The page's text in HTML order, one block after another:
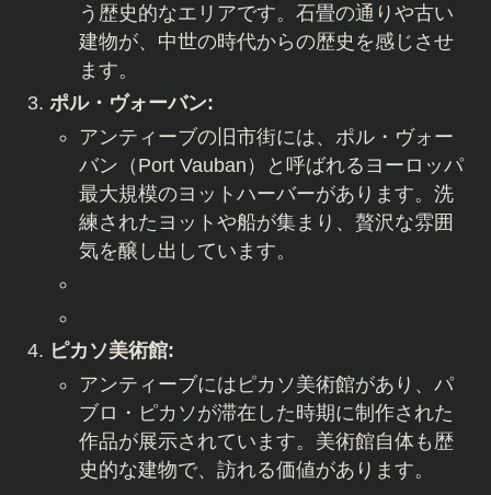
う歴史的なエリアです。石畳の通りや古い
建物が、中世の時代からの歴史を感じさせ
ます。
ポル・ヴォーバン:
アンティーブの旧市街には、ポル・ヴォー
バン（Port Vauban）と呼ばれるヨーロッパ
最大規模のヨットハーバーがあります。洗
練されたヨットや船が集まり、贅沢な雰囲
気を醸し出しています。
ピカソ美術館:
アンティーブにはピカソ美術館があり、パ
ブロ・ピカソが滞在した時期に制作された
作品が展示されています。美術館自体も歴
史的な建物で、訪れる価値があります。